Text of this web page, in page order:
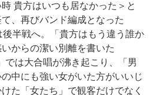
貴方はいつも居なかった＞と
、再びバンド編成となった
後半戦へ。「貴方はもう違う誰か
からの潔い別離を書いた
では大合唱が沸き起こり、「男
中にも強い女がいた方がいいじ
た「女たち」で観客だけでなく